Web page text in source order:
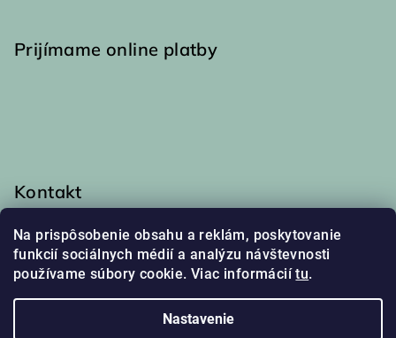
Na prispôsobenie obsahu a reklám, poskytovanie
funkcií sociálnych médií a analýzu návštevnosti
používame súbory cookie. Viac informáciítu.
Nastavenie
Prijímame online platby
Kontakt
info@haakaa.sk
0917 174 048